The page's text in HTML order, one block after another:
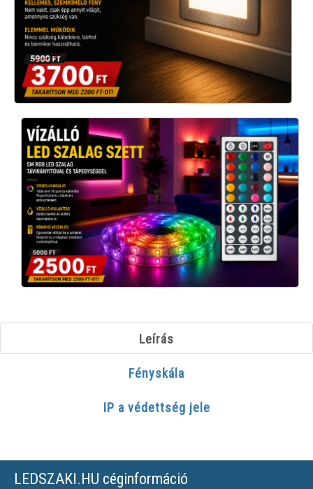
Leírás
Fényskála
IP a védettség jele
LEDSZAKI.HU céginformáció